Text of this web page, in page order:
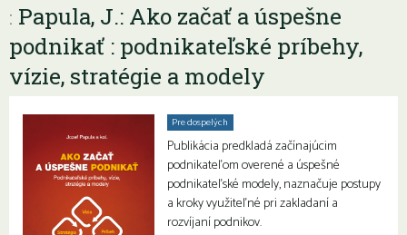
: Papula, J.: Ako začať a úspešne
podnikať : podnikateľské príbehy,
vízie, stratégie a modely
Pre dospelých
Publikácia predkladá začínajúcim
podnikateľom overené a úspešné
podnikateľské modely, naznačuje postupy
a kroky využiteľné pri zakladaní a
rozvíjaní podnikov.